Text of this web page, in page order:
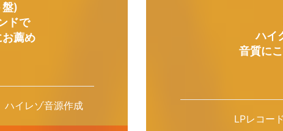
盤)
ドで
薦め
ハイレゾ音源作成
ハイ
音質に
LPレコー